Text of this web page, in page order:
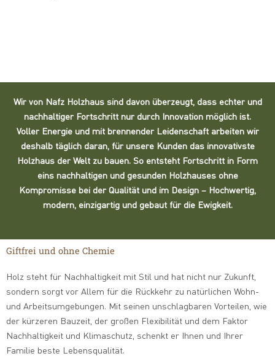
Wir von Nafz Holzhaus sind davon überzeugt, dass echter und
nachhaltiger Fortschritt nur durch Innovation möglich ist.
Voller Energie und mit brennender Leidenschaft arbeiten wir
deshalb täglich daran, für unsere Kunden das innovativste
Holzhaus der Welt zu bauen. So entsteht Fortschritt in Form
eins nachhaltigen und gesunden Holzhauses ohne
Kompromisse bei der Qualität und im Design – Hochwertig,
modern, einzigartig und gebaut für die Ewigkeit.
Giftfrei und ohne Chemie
Holz steht für Nachhaltigkeit mit Stil und hat nicht nur Zukunft,
sondern sorgt vor Allem für die Rückkehr zu natürlichen Wohn-
und Arbeitsumgebungen. Mit seinen unschlagbaren Vorteilen, wie
der kürzeren Bauzeit, der großen Flexibilität und dem Faktor
Nachhaltigkeit und Klimaschutz, schenkt er Ihnen und Ihrer
Familie beste Lebensqualität.